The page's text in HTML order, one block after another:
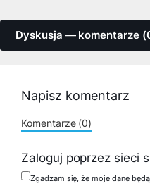
Dyskusja — komentarze
Napisz komentarz
Komentarze (0)
Zaloguj poprzez sieci
Zgadzam się, że moje dane